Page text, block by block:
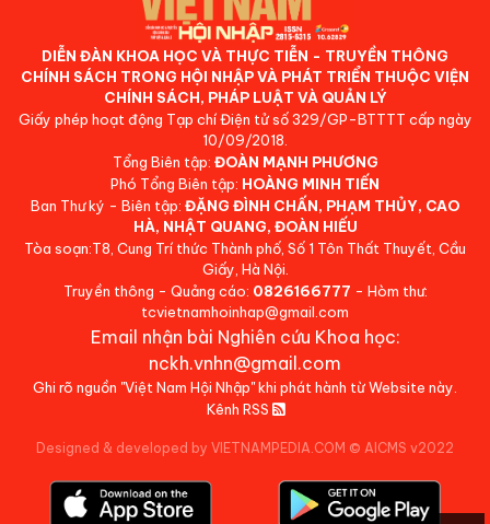
DIỄN ĐÀN KHOA HỌC VÀ THỰC TIỄN - TRUYỀN THÔNG
CHÍNH SÁCH TRONG HỘI NHẬP VÀ PHÁT TRIỂN THUỘC VIỆN
CHÍNH SÁCH, PHÁP LUẬT VÀ QUẢN LÝ
Giấy phép hoạt động Tạp chí Điện tử số 329/GP-BTTTT cấp ngày
10/09/2018.
Tổng Biên tập: ĐOÀN MẠNH PHƯƠNG
Phó Tổng Biên tập: HOÀNG MINH TIẾN
Ban Thư ký - Biên tập: ĐẶNG ĐÌNH CHẤN, PHẠM THỦY, CAO
HÀ, NHẬT QUANG, ĐOÀN HIẾU
Tòa soạn:T8, Cung Trí thức Thành phố, Số 1 Tôn Thất Thuyết, Cầu
Giấy, Hà Nội.
Truyền thông - Quảng cáo: 0826166777 - Hòm thư:
tcvietnamhoinhap@gmail.com
Email nhận bài Nghiên cứu Khoa học:
nckh.vnhn@gmail.com
Ghi rõ nguồn "Việt Nam Hội Nhập" khi phát hành từ Website này.
Kênh RSS
Designed & developed by VIETNAMPEDIA.COM © AICMS v2022